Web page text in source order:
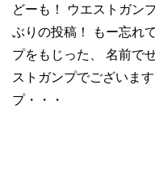
どーも！ ウエストガン
ぶりの投稿！ もー忘れ
プをもじった、 名前で
ストガンプでございま
プ・・・